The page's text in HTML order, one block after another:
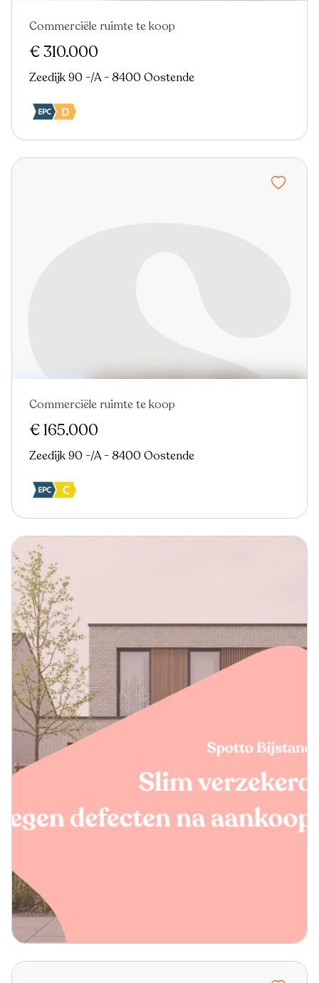
Verkocht Nieuw
Commerciële ruimte te koop
€ 310.000
Zeedijk 90 -/A - 8400 Oostende
Verkocht Nieuw
Commerciële ruimte te koop
€ 165.000
Zeedijk 90 -/A - 8400 Oostende